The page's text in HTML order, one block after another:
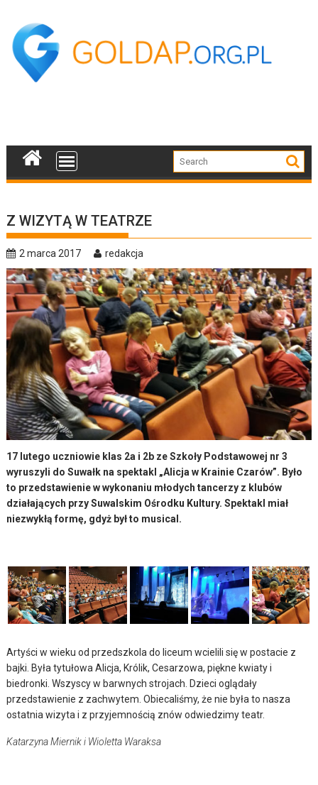
content
Z WIZYTĄ W TEATRZE
2 marca 2017 redakcja
17 lutego uczniowie klas 2a i 2b ze Szkoły Podstawowej nr 3
wyruszyli do Suwałk na spektakl „Alicja w Krainie Czarów”. Było
to przedstawienie w wykonaniu młodych tancerzy z klubów
działających przy Suwalskim Ośrodku Kultury. Spektakl miał
niezwykłą formę, gdyż był to musical.
Artyści w wieku od przedszkola do liceum wcielili się w postacie z
bajki. Była tytułowa Alicja, Królik, Cesarzowa, piękne kwiaty i
biedronki. Wszyscy w barwnych strojach. Dzieci oglądały
przedstawienie z zachwytem. Obiecaliśmy, że nie była to nasza
ostatnia wizyta i z przyjemnością znów odwiedzimy teatr.
Katarzyna Miernik i Wioletta Waraksa